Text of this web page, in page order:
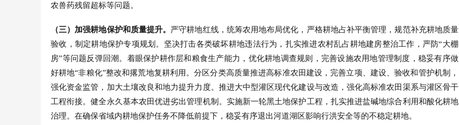
农兽药残留超标等问题。
（三）加强耕地保护和质量提升。 严守耕地红线，统筹农用地布局优化，严格耕地占补平衡管理，规范补充耕地质量
验收，制定耕地保护专项规划。坚决打击各类破坏耕地违法行为，扎实推进农村乱占耕地建房整治工作，严防“大棚
房”等问题反弹回潮。着眼保护耕作层和粮食生产能力，优化耕地调查规则，完善设施农用地管理制度，稳妥有序做
好耕地“非粮化”整改和撂荒地复耕利用。分区分类高质量推进高标准农田建设，完善立项、建设、验收和管护机制，
强化资金监管，加大土壤改良和地力提升力度。推进大中型灌区现代化建设与改造，强化高标准农田渠系与灌区骨干
工程衔接。健全永久基本农田优进劣出管理机制。实施新一轮黑土地保护工程，扎实推进盐碱地综合利用和酸化耕地
治理。在确保省域内耕地保护任务不降低前提下，稳妥有序退出河道湖区影响行洪安全等的不稳定耕地。